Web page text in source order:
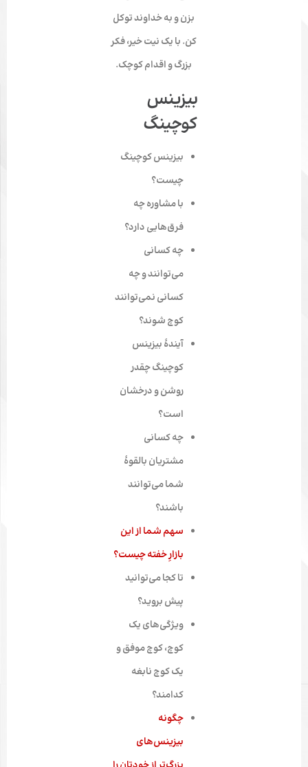
بزن و به خداوند توکل
کن. با یک نیت خیر، فکر
بزرگ و اقدام کوچک.
بیزینس‌
کوچینگ
بیزینس کوچینگ
چیست؟
با مشاوره چه
فرق‌هایی دارد؟
چه کسانی
می‌توانند و چه
کسانی نمی‌توانند
کوچ شوند؟
آیندۀ بیزینس
کوچینگ چقدر
روشن و درخشان
است؟
چه کسانی
مشتریان بالقوۀ
شما می‌توانند
باشند؟
سهم شما از این
بازارِ خفته چیست؟
تا کجا می‌توانید
پیش بروید؟
ویژگی‌های یک
کوچ، کوچ موفق و
یک کوچ نابغه
کدامند؟
چگونه
بیزینس‌های